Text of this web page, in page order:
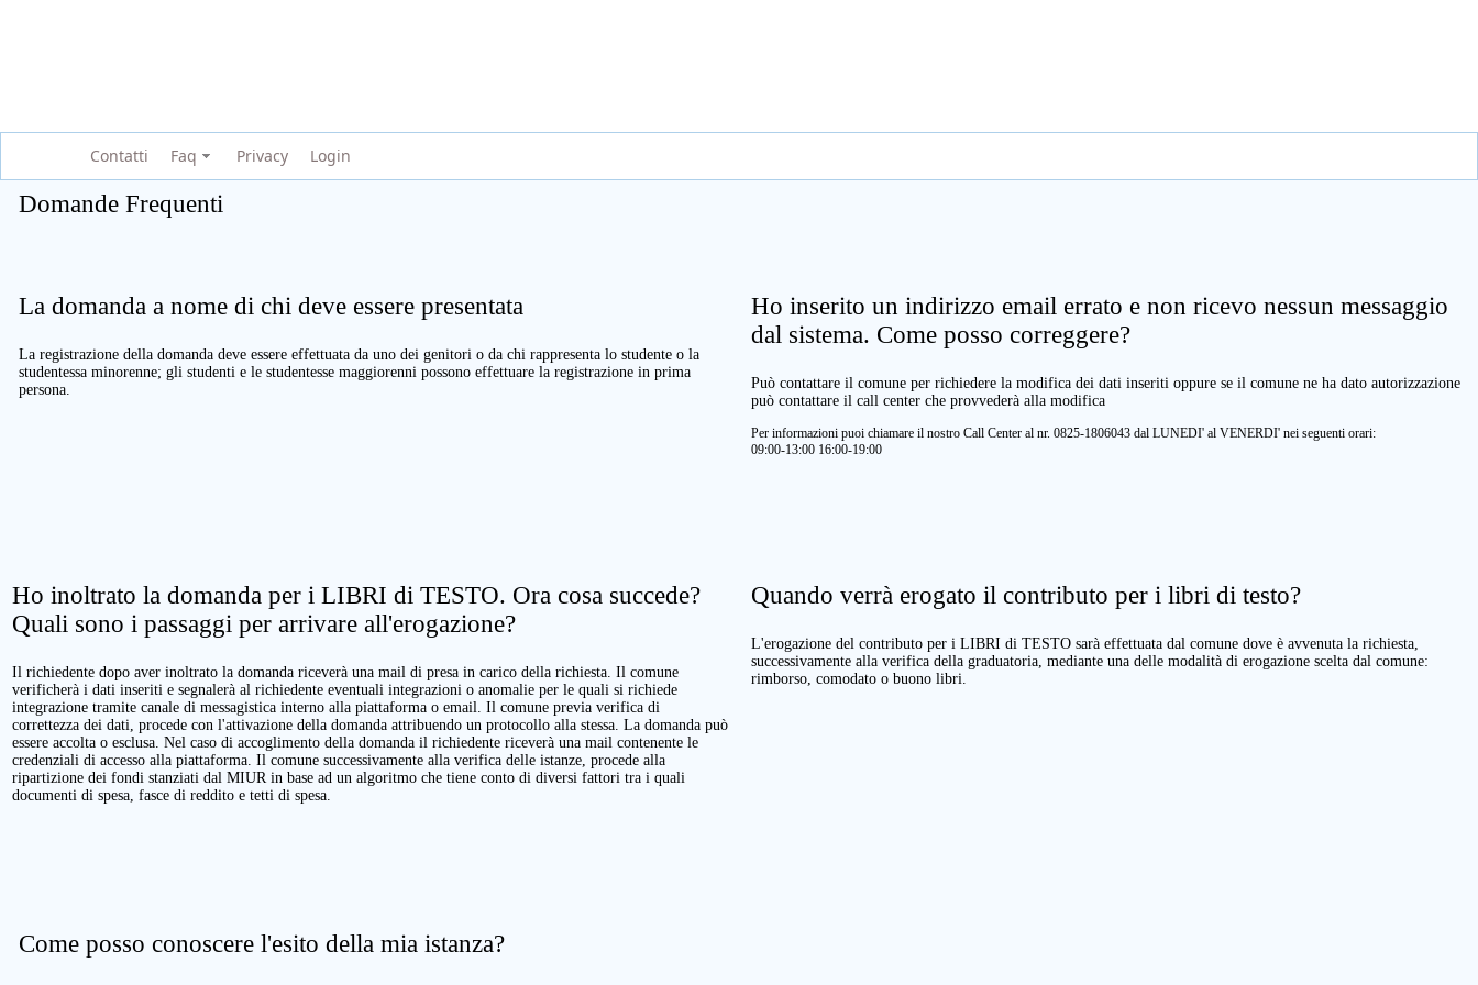
Contatti Faq Privacy Login
Domande Frequenti
La domanda a nome di chi deve essere presentata
La registrazione della domanda deve essere effettuata da uno dei genitori o da chi rappresenta lo studente o la
studentessa minorenne; gli studenti e le studentesse maggiorenni possono effettuare la registrazione in prima
persona.
Ho inserito un indirizzo email errato e non ricevo nessun messaggio
dal sistema. Come posso correggere?
Può contattare il comune per richiedere la modifica dei dati inseriti oppure se il comune ne ha dato autorizzazione
può contattare il call center che provvederà alla modifica
Per informazioni puoi chiamare il nostro Call Center al nr. 0825-1806043 dal LUNEDI' al VENERDI' nei seguenti orari:
09:00-13:00 16:00-19:00
Ho inoltrato la domanda per i LIBRI di TESTO. Ora cosa succede?
Quali sono i passaggi per arrivare all'erogazione?
Il richiedente dopo aver inoltrato la domanda riceverà una mail di presa in carico della richiesta. Il comune
verificherà i dati inseriti e segnalerà al richiedente eventuali integrazioni o anomalie per le quali si richiede
integrazione tramite canale di messagistica interno alla piattaforma o email. Il comune previa verifica di
correttezza dei dati, procede con l'attivazione della domanda attribuendo un protocollo alla stessa. La domanda può
essere accolta o esclusa. Nel caso di accoglimento della domanda il richiedente riceverà una mail contenente le
credenziali di accesso alla piattaforma. Il comune successivamente alla verifica delle istanze, procede alla
ripartizione dei fondi stanziati dal MIUR in base ad un algoritmo che tiene conto di diversi fattori tra i quali
documenti di spesa, fasce di reddito e tetti di spesa.
Quando verrà erogato il contributo per i libri di testo?
L'erogazione del contributo per i LIBRI di TESTO sarà effettuata dal comune dove è avvenuta la richiesta,
successivamente alla verifica della graduatoria, mediante una delle modalità di erogazione scelta dal comune:
rimborso, comodato o buono libri.
Come posso conoscere l'esito della mia istanza?